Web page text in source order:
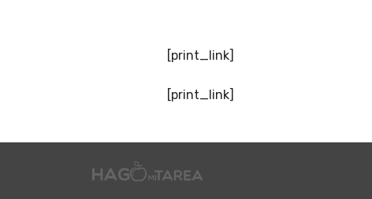
[print_link]
[print_link]